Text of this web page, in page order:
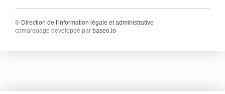
© Direction de l'information légale et administrative
comarquage developpé par baseo.io